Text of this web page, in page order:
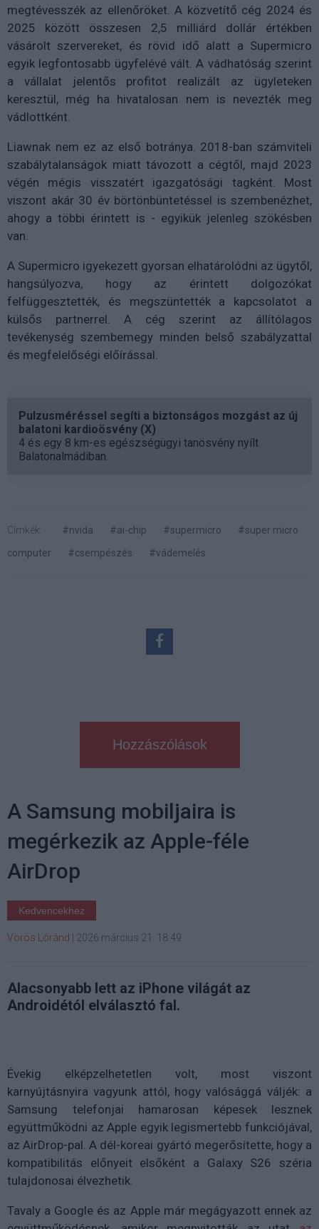
megtévesszék az ellenőröket. A közvetítő cég 2024 és
2025 között összesen 2,5 milliárd dollár értékben
vásárolt szervereket, és rövid idő alatt a Supermicro
egyik legfontosabb ügyfelévé vált. A vádhatóság szerint
a vállalat jelentős profitot realizált az ügyleteken
keresztül, még ha hivatalosan nem is nevezték meg
vádlottként.
Liawnak nem ez az első botránya. 2018-ban számviteli
szabálytalanságok miatt távozott a cégtől, majd 2023
végén mégis visszatért igazgatósági tagként. Most
viszont akár 30 év börtönbüntetéssel is szembenézhet,
ahogy a többi érintett is - egyikük jelenleg szökésben
van.
A Supermicro igyekezett gyorsan elhatárolódni az ügytől,
hangsúlyozva, hogy az érintett dolgozókat
felfüggesztették, és megszüntették a kapcsolatot a
külsős partnerrel. A cég szerint az állítólagos
tevékenység szembemegy minden belső szabályzattal
és megfelelőségi előírással.
Pulzusméréssel segíti a biztonságos mozgást az új
balatoni kardioösvény (X)
4 és egy 8 km-es egészségügyi tanösvény nyílt
Balatonalmádiban.
Címkék: #nvida #ai-chip #supermicro
#super micro
computer
#csempészés #vádemelés
Hozzászólások
A Samsung mobiljaira is
megérkezik az Apple-féle
AirDrop
Kedvencekhez
Vörös Lóránd 2026 március 21. 18:49
Alacsonyabb lett az iPhone világát az
Androidétól elválasztó fal.
Évekig elképzelhetetlen volt, most viszont
karnyújtásnyira vagyunk attól, hogy valósággá váljék: a
Samsung telefonjai hamarosan képesek lesznek
együttműködni az Apple egyik legismertebb funkciójával,
az AirDrop-pal. A dél-koreai gyártó megerősítette, hogy a
kompatibilitás előnyeit elsőként a Galaxy S26 széria
tulajdonosai élvezhetik.
Tavaly a Google és az Apple már megágyazott ennek az